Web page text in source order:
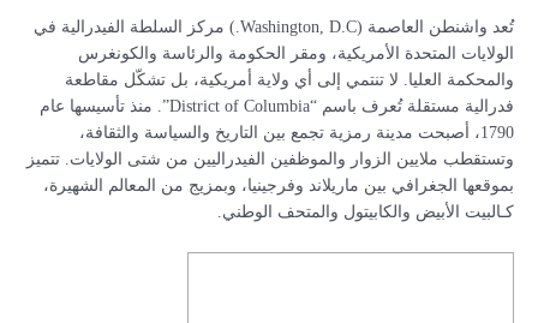
تُعد واشنطن العاصمة (Washington, D.C.) مركز السلطة الفيدرالية في
الولايات المتحدة الأمريكية، ومقر الحكومة والرئاسة والكونغرس
والمحكمة العليا. لا تنتمي إلى أي ولاية أمريكية، بل تشكّل مقاطعة
فدرالية مستقلة تُعرف باسم “District of Columbia”. منذ تأسيسها عام
1790، أصبحت مدينة رمزية تجمع بين التاريخ والسياسة والثقافة،
وتستقطب ملايين الزوار والموظفين الفيدراليين من شتى الولايات. تتميز
بموقعها الجغرافي بين ماريلاند وفرجينيا، وبمزيج من المعالم الشهيرة،
كـالبيت الأبيض والكابيتول والمتحف الوطني.